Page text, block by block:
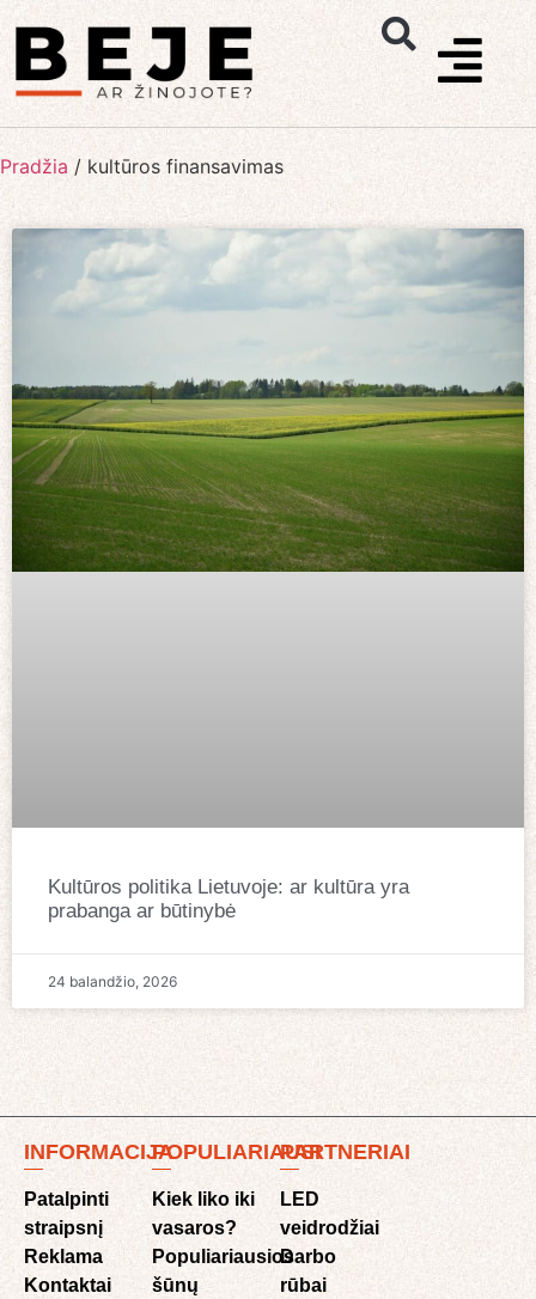
Pradžia / kultūros finansavimas
Kultūros politika Lietuvoje: ar kultūra yra
prabanga ar būtinybė
24 balandžio, 2026
INFORMACIJA
Patalpinti
straipsnį
Reklama
Kontaktai
POPULIARIAUSI
Kiek liko iki
vasaros?
Populiariausios
šūnų
PARTNERIAI
LED
veidrodžiai
Darbo
rūbai